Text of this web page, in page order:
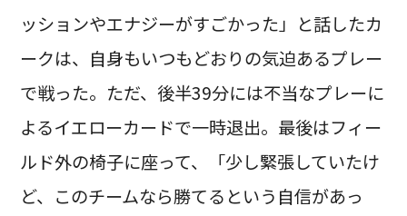
ッションやエナジーがすごかった」と話したカ
ークは、自身もいつもどおりの気迫あるプレー
で戦った。ただ、後半39分には不当なプレーに
よるイエローカードで一時退出。最後はフィー
ルド外の椅子に座って、「少し緊張していたけ
ど、このチームなら勝てるという自信があっ